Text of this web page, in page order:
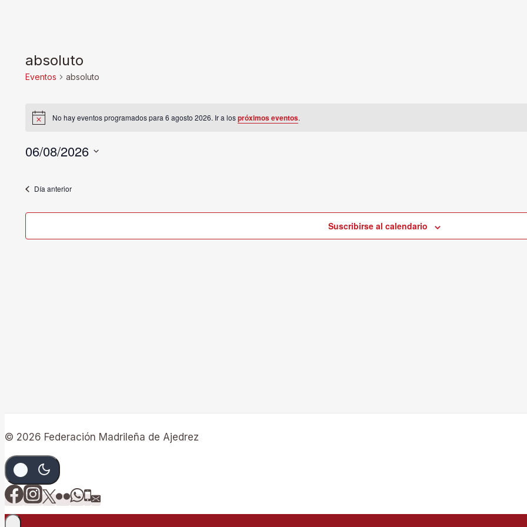
absoluto
Eventos absoluto
Eventos
agosto
Aviso No hay eventos programados para 6 agosto 2026. Ir a lospróximos eventos.
06/08/2026
la Día anterior
Suscribirse al calendario
© 2026 Federación Madrileña de Ajedrez